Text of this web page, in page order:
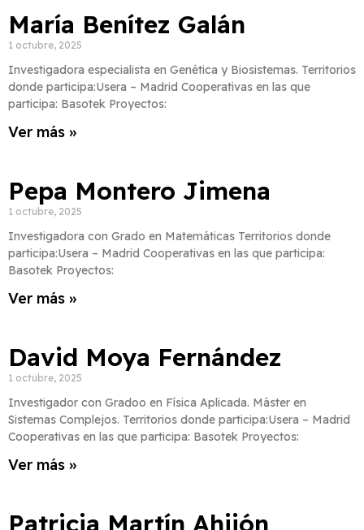
María Benítez Galán
1 octubre, 2025
Investigadora especialista en Genética y Biosistemas. Territorios
donde participa:Usera – Madrid Cooperativas en las que
participa: Basotek Proyectos:
Ver más »
Pepa Montero Jimena
1 octubre, 2025
Investigadora con Grado en Matemáticas Territorios donde
participa:Usera – Madrid Cooperativas en las que participa:
Basotek Proyectos:
Ver más »
David Moya Fernández
1 octubre, 2025
Investigador con Gradoo en Física Aplicada. Máster en
Sistemas Complejos. Territorios donde participa:Usera – Madrid
Cooperativas en las que participa: Basotek Proyectos:
Ver más »